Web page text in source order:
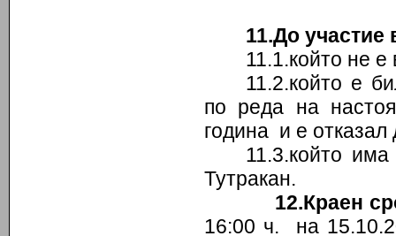
11.До участие
11.1.който не е
11.2.който е
по реда на
година и е отказал
11.3.който
Тутракан.
12.Краен
16:00 ч. на